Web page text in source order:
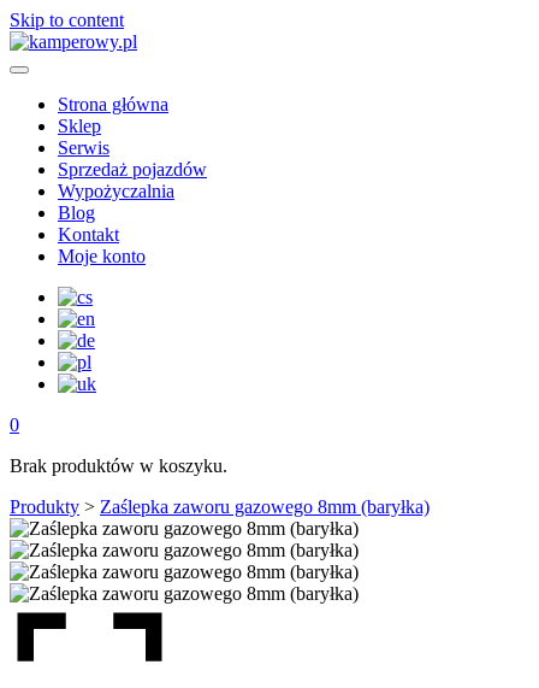
Skip to content
Strona główna
Sklep
Serwis
Sprzedaż pojazdów
Wypożyczalnia
Blog
Kontakt
Moje konto
0
Brak produktów w koszyku.
Produkty > Zaślepka zaworu gazowego 8mm (baryłka)